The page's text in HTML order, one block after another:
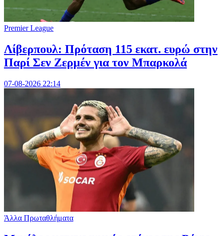
Premier League
Λίβερπουλ: Πρόταση 115 εκατ. ευρώ στην
Παρί Σεν Ζερμέν για τον Μπαρκολά
07-08-2026 22:14
Άλλα Πρωταθλήματα